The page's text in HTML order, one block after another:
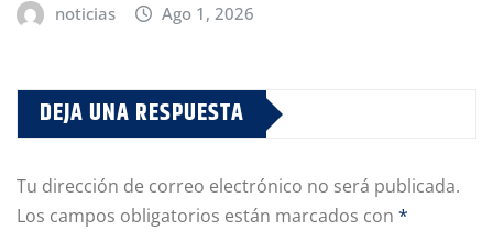
noticias Ago 1, 2026
DEJA UNA RESPUESTA
Tu dirección de correo electrónico no será publicada.
Los campos obligatorios están marcados con *